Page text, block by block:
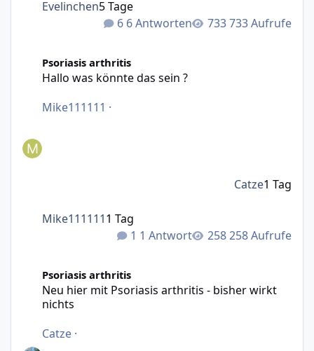
6 Antworten 733 Aufrufe
Evelinchen5 Tage
Psoriasis arthritis
Hallo was könnte das sein ?
Mike111111 ·
1 Antwort 258 Aufrufe
Mike1111111 Tag
Catze1 Tag
Psoriasis arthritis
Neu hier mit Psoriasis arthritis - bisher wirkt
nichts
Catze ·